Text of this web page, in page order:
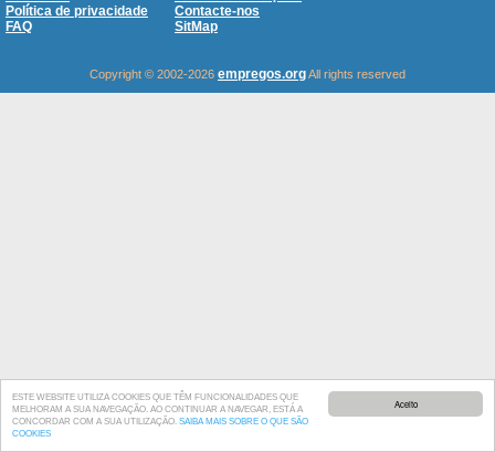
Aceito
ESTE WEBSITE UTILIZA COOKIES QUE TÊM FUNCIONALIDADES QUE
MELHORAM A SUA NAVEGAÇÃO. AO CONTINUAR A NAVEGAR, ESTÁ A
CONCORDAR COM A SUA UTILIZAÇÃO. SAIBA MAIS SOBRE O QUE SÃO
COOKIES
Política de privacidade
Contacte-nos
FAQ
SitMap
Copyright © 2002-2026 empregos.orgAll rights reserved